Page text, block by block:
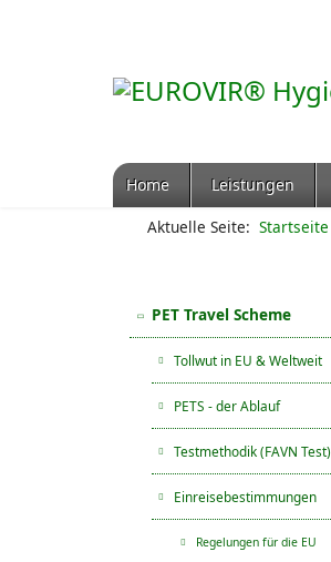
Home Leistungen
Aktuelle Seite: Startseite
PET Travel Scheme
Tollwut in EU & Weltweit
PETS - der Ablauf
Testmethodik (FAVN Test)
Einreisebestimmungen
Regelungen für die EU